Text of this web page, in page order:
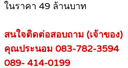
ในราคา 49 ล้านบาท
สนใจติดต่อสอบถาม (เจ้าของ)
คุณประนอม 083‐782‐3594
089- 414-0199